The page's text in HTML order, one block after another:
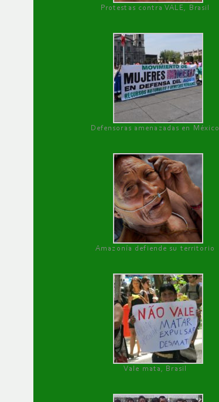
Protestas contra VALE, Brasil
Defensoras amenazadas en México
Amazonía defiende su territorio
Vale mata, Brasil